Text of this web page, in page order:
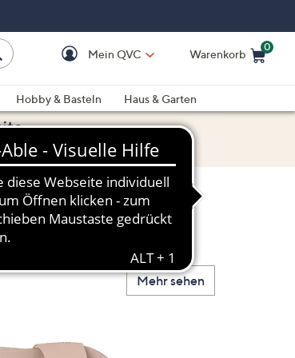
Mein QVC Warenkorb
0
Hobby & Basteln
Haus & Garten
Mehr sehen